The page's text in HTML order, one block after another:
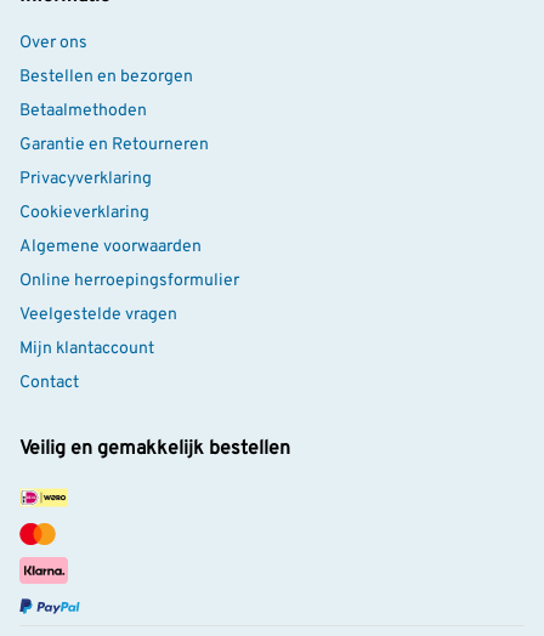
Over ons
Bestellen en bezorgen
Betaalmethoden
Garantie en Retourneren
Privacyverklaring
Cookieverklaring
Algemene voorwaarden
Online herroepingsformulier
Veelgestelde vragen
Mijn klantaccount
Contact
Veilig en gemakkelijk bestellen